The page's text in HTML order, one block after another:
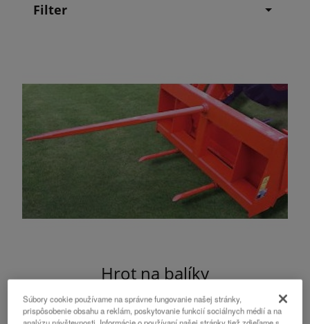
Filter
Hrot na balíky
Súbory cookie používame na správne fungovanie našej stránky,
prispôsobenie obsahu a reklám, poskytovanie funkcií sociálnych médií a na